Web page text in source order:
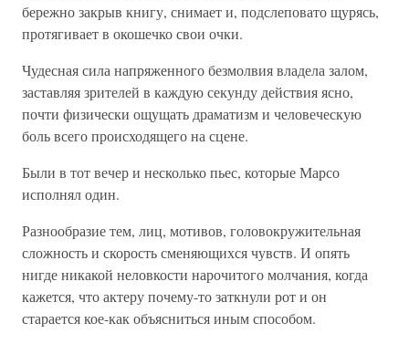
бережно закрыв книгу, снимает и, подслеповато щурясь,
протягивает в окошечко свои очки.
Чудесная сила напряженного безмолвия владела залом,
заставляя зрителей в каждую секунду действия ясно,
почти физически ощущать драматизм и человеческую
боль всего происходящего на сцене.
Были в тот вечер и несколько пьес, которые Марсо
исполнял один.
Разнообразие тем, лиц, мотивов, головокружительная
сложность и скорость сменяющихся чувств. И опять
нигде никакой неловкости нарочитого молчания, когда
кажется, что актеру почему-то заткнули рот и он
старается кое-как объясниться иным способом.